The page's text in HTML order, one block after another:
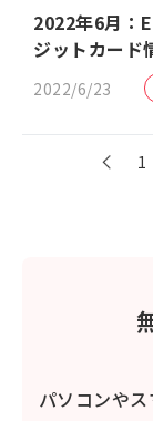
2022年6月：
ジットカード
2022/6/23
1
パソコンや